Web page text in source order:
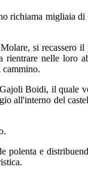
richiama migliaia
si recassero
nelle loro
cammino.
Boidi, il quale
all'interno del
polenta e